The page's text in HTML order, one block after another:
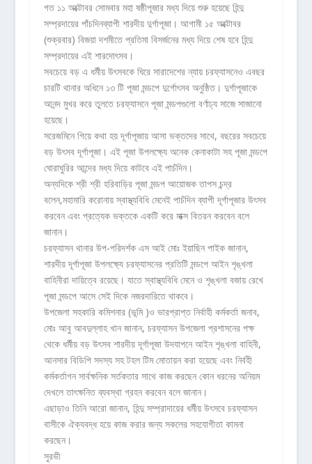
গত ১১ অক্টোবর সোমবার মহা ষষ্ঠীপূজার মধ্য দিয়ে শুরু হয়েছে হিন্দু
সম্প্রদায়ের পাঁচদিনব্যাপী শারদীয় দুর্গাপূজা। আগামী ১৫ অক্টোবর
(শুক্রবার) বিজয়া দশমীতে প্রতিমা বিসর্জনের মধ্য দিয়ে শেষ হবে হিন্দু
সম্প্রদায়ের এই শারদোৎসব।
সবচেয়ে বড় এ ধর্মীয় উৎসবকে ঘিরে সারাদেশের ন্যায় চরফ্যাসনেও এবছর
চারটি থানার অধিনে ১৩ টি পূজা মন্ডপে দুর্গোৎসব অনুষ্ঠিত। দুর্গাপূজাকে
আনন্দ মুখর করে তুলতে চরফ্যাসনে পূজা মন্ডপগুলো বর্ণাঢ্য সাজে সাজানো
হয়েছে।
সরেজমিনে গিয়ে কথা হয় দূর্গাপূজায় আসা ভক্তদের সাথে, বছরের সবচেয়ে
বড় উৎসব দূর্গাপূজা। এই পূজা উপলক্ষ্যে অনেক কেনাকাটা সহ পূজা মন্ডপে
ঘোরাঘুরির আন্দের মধ্য দিয়ে কাটবে এই পাচঁদিন।
অন্যদিকে শ্রী শ্রী হরিবাড়ির পূজা মন্ডপ আয়োজক তাপস চন্দ্র
বলেন,মহামারি করোনায় স্বাস্থ্যবিধি মেনেই পাচঁদিন ব্যাপী দূর্গাপূজার উৎসব
করবেন এবং প্রত্যেক ভক্তকে একটি করে মাক্স বিতরন করবেন বলে
জানান।
চরফ্যাসন থানার উপ-পরিদর্শক এস আই মোঃ ইয়াছিন পাইক জানান,
শারদীয় দূর্গাপূজা উপলক্ষ্যে চরফ্যাসনের প্রতিটি মন্ডপে আইন শৃঙ্খলা
বাহিনীরা দায়িত্বে রয়েছে। যাতে স্বাস্থ্যবিধি মেনে ও শৃঙ্খলা বজায় রেখে
পূজা মন্ডপে আসে সেই দিকে নজরদারিতে থাকবে।
উপজেলা সহকারি কমিশনার (ভূমি )ও ভারপ্রাপ্ত নির্বাহী কর্মকর্তা জনাব,
মোঃ আবু আবদুল্লাহ খান জানান, চরফ্যাসন উপজেলা প্রশাসনের পক্ষ
থেকে ধর্মীয় বড় উৎসব শারদীয় দূর্গাপূজা উদযাপনে আইন শৃঙ্খলা বাহিনী,
আনসার বিডিপি সদস্য সহ টহল টিম মোতায়ন করা হয়েছে এবং নির্বহী
কর্মকর্তাগন সার্বক্ষনিক সর্তকতার সাথে কাজ করছেন কোন ধরনের অনিয়ম
দেখলে তাৎক্ষনিত ব্যবস্থা গ্রহন করবেন বলে জানান।
এছাড়াও তিনি আরো জানান, হিন্দু সম্প্রাদায়ের ধর্মীয় উৎসবে চরফ্যাসন
বাসীকে ঐক্যবদ্ধ হয়ে কাজ করার জন্য সকলের সহযোগীতা কামনা
করছেন।
সুরভী